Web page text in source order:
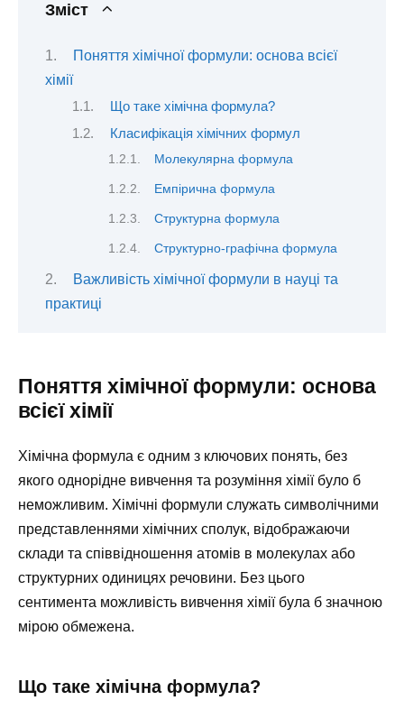
Зміст
Поняття хімічної формули: основа всієї
хімії
Що таке хімічна формула?
Класифікація хімічних формул
Молекулярна формула
Емпірична формула
Структурна формула
Структурно-графічна формула
Важливість хімічної формули в науці та
практиці
Поняття хімічної формули: основа
всієї хімії
Хімічна формула є одним з ключових понять, без
якого однорідне вивчення та розуміння хімії було б
неможливим. Хімічні формули служать символічними
представленнями хімічних сполук, відображаючи
склади та співвідношення атомів в молекулах або
структурних одиницях речовини. Без цього
сентимента можливість вивчення хімії була б значною
мірою обмежена.
Що таке хімічна формула?